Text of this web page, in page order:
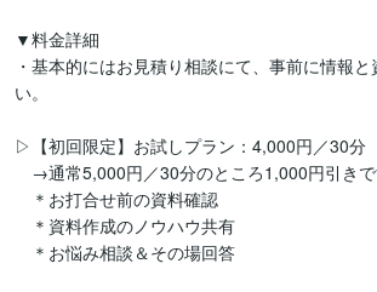
▼料金詳細
・基本的にはお見積り相談にて、事前に情報
い。
▷【初回限定】お試しプラン：4,000円／30分
→通常5,000円／30分のところ1,000円引きで
＊お打合せ前の資料確認
＊資料作成のノウハウ共有
＊お悩み相談＆その場回答